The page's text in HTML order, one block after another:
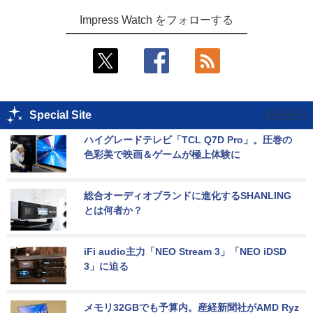
Impress Watch をフォローする
Special Site
ハイグレードテレビ「TCL Q7D Pro」。圧巻の
色彩美で映画＆ゲームが極上体験に
総合オーディオブランドに進化するSHANLING
とは何者か？
iFi audio主力「NEO Stream 3」「NEO iDSD
3」に迫る
メモリ32GBでも予算内。産経新聞社がAMD Ryz